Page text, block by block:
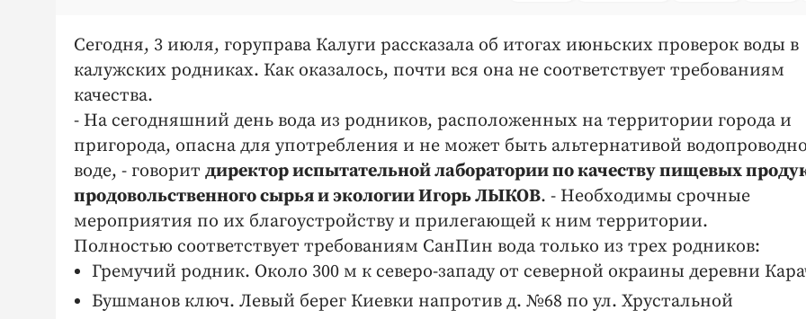
Сегодня, 3 июля, горуправа Калуги рассказала об итогах июньских проверок воды в
калужских родниках. Как оказалось, почти вся она не соответствует требованиям
качества.
- На сегодняшний день вода из родников, расположенных на территории города и
пригорода, опасна для употребления и не может быть альтернативой
воде, - говорит директор испытательной лаборатории по качеству пищевых
продовольственного сырья и экологии Игорь ЛЫКОВ. - Необходимы срочные
мероприятия по их благоустройству и прилегающей к ним территории.
Полностью соответствует требованиям СанПин вода только из трех родников:
Гремучий родник. Около 300 м к северо-западу от северной окраины деревни
Бушманов ключ. Левый берег Киевки напротив д. №68 по ул. Хрустальной